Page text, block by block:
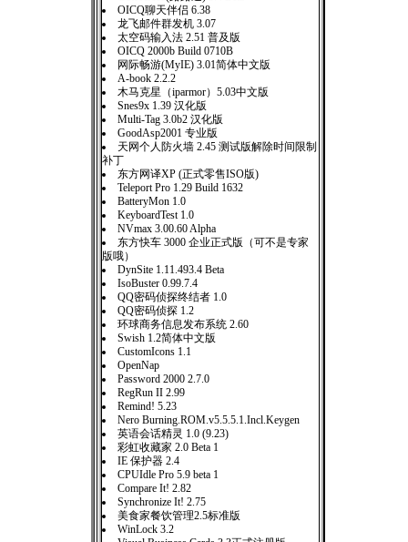
OICQ聊天伴侣 6.38
龙飞邮件群发机 3.07
太空码输入法 2.51 普及版
OICQ 2000b Build 0710B
网际畅游(MyIE) 3.01简体中文版
A-book 2.2.2
木马克星（iparmor）5.03中文版
Snes9x 1.39 汉化版
Multi-Tag 3.0b2 汉化版
GoodAsp2001 专业版
天网个人防火墙 2.45 测试版解除时间限制
补丁
东方网译XP (正式零售ISO版)
Teleport Pro 1.29 Build 1632
BatteryMon 1.0
KeyboardTest 1.0
NVmax 3.00.60 Alpha
东方快车 3000 企业正式版（可不是专家
版哦）
DynSite 1.11.493.4 Beta
IsoBuster 0.99.7.4
QQ密码侦探终结者 1.0
QQ密码侦探 1.2
环球商务信息发布系统 2.60
Swish 1.2简体中文版
CustomIcons 1.1
OpenNap
Password 2000 2.7.0
RegRun II 2.99
Remind! 5.23
Nero Burning.ROM.v5.5.5.1.Incl.Keygen
英语会话精灵 1.0 (9.23)
彩虹收藏家 2.0 Beta 1
IE 保护器 2.4
CPUIdle Pro 5.9 beta 1
Compare It! 2.82
Synchronize It! 2.75
美食家餐饮管理2.5标准版
WinLock 3.2